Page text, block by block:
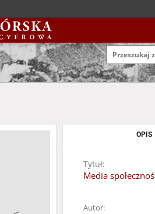
OPIS
Tytuł:
Media
Autor: